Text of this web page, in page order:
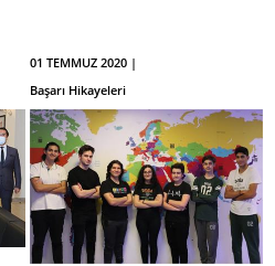
01 TEMMUZ 2020 |
Başarı Hikayeleri